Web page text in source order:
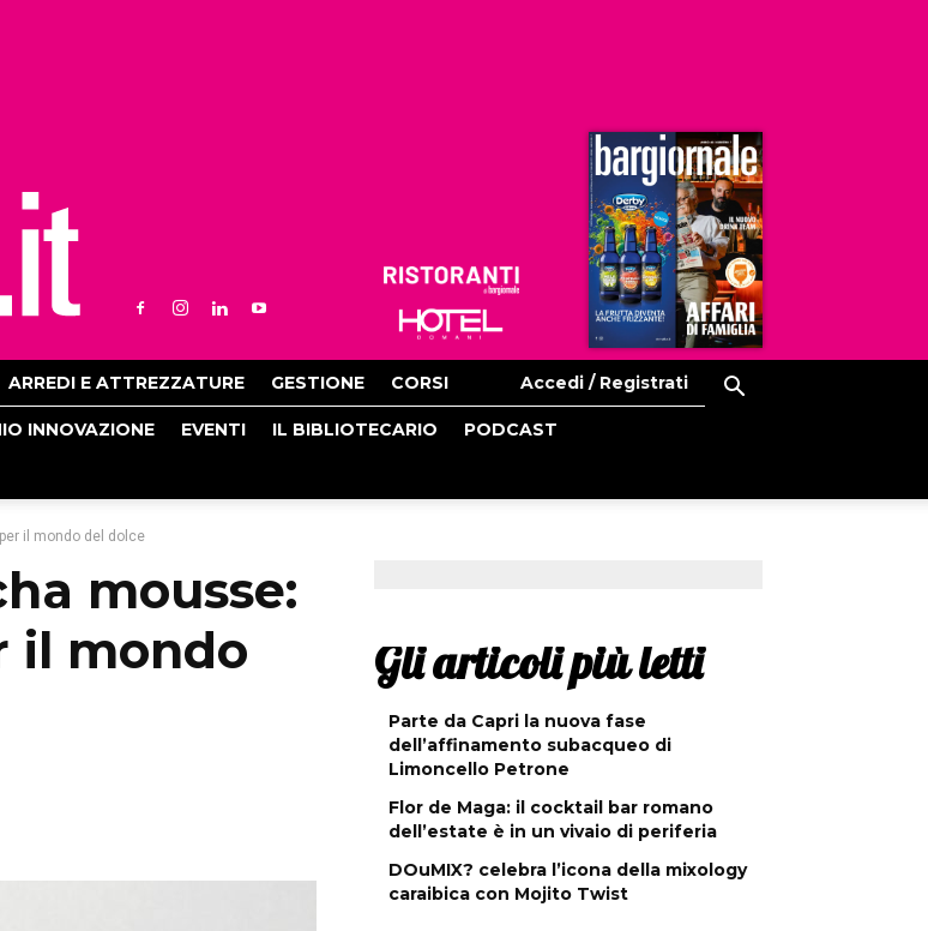
Ristoranti
Hoteldomani
ARREDI E ATTREZZATURE GESTIONE CORSI Accedi / Registrati
INNOVAZIONE EVENTI IL BIBLIOTECARIO PODCAST
il mondo del dolce
mousse:
il mondo
Gli articoli più letti
Parte da Capri la nuova fase
dell’affinamento subacqueo di
Limoncello Petrone
Flor de Maga: il cocktail bar romano
dell’estate è in un vivaio di periferia
DOuMIX? celebra l’icona della mixology
caraibica con Mojito Twist